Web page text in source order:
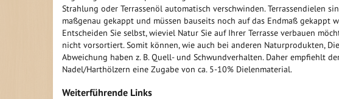
Strahlung oder Terrassenöl automatisch verschwinden. Terrassendielen
maßgenau gekappt und müssen bauseits noch auf das Endmaß gekappt
Entscheiden Sie selbst, wieviel Natur Sie auf Ihrer Terrasse verbauen
nicht vorsortiert. Somit können, wie auch bei anderen Naturprodukten,
Abweichung haben z. B. Quell- und Schwundverhalten. Daher empfiehlt
Nadel/Harthölzern eine Zugabe von ca. 5-10% Dielenmaterial.
Weiterführende Links